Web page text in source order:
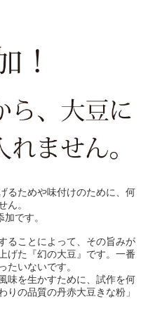
るためや味付けのために、何
ん。
です。
ることによって、その旨みが
げた『幻の大豆』です。一番
たいないです。
味を生かすために、試作を何
りの品質の丹赤大豆きな粉」